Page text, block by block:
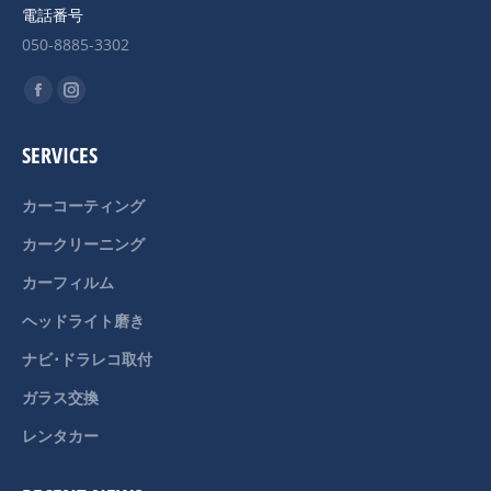
電話番号
050-8885-3302
Find us on:
Facebook
opens
new
window
Instagram
opens
new
window
SERVICES
カーコーティング
カークリーニング
カーフィルム
ヘッドライト磨き
ナビ･ドラレコ取付
ガラス交換
レンタカー